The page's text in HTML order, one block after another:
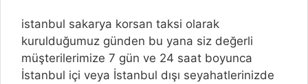
istanbul sakarya korsan taksi olarak
kurulduğumuz günden bu yana siz değerli
müşterilerimize 7 gün ve 24 saat boyunca
İstanbul içi veya İstanbul dışı seyahatlerinizde